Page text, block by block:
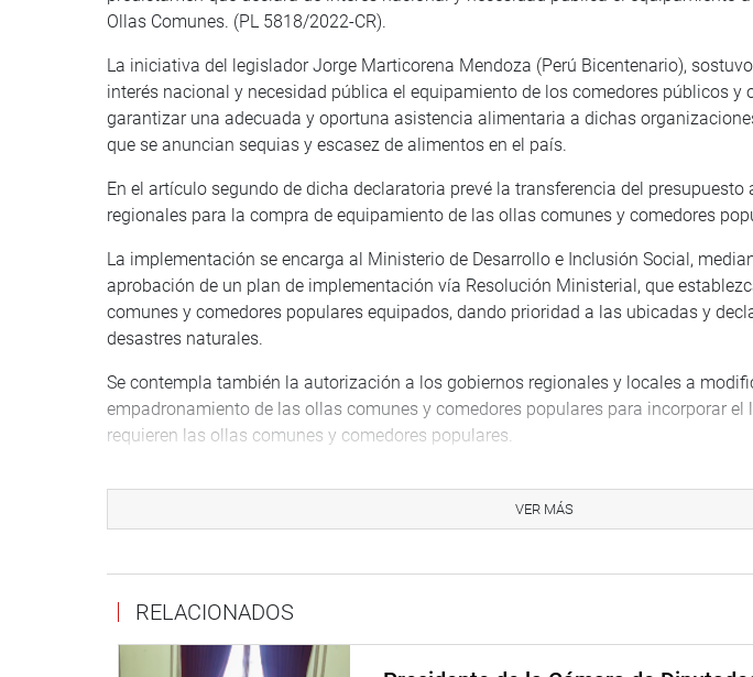
Ollas Comunes. (PL 5818/2022-CR).
La iniciativa del legislador Jorge Marticorena Mendoza (Perú Bicentenario),
interés nacional y necesidad pública el equipamiento de los comedores públicos y
garantizar una adecuada y oportuna asistencia alimentaria a dichas
que se anuncian sequias y escasez de alimentos en el país.
En el artículo segundo de dicha declaratoria prevé la transferencia del
regionales para la compra de equipamiento de las ollas comunes y comedores
La implementación se encarga al Ministerio de Desarrollo e Inclusión Social,
aprobación de un plan de implementación vía Resolución Ministerial, que
comunes y comedores populares equipados, dando prioridad a las ubicadas y
desastres naturales.
Se contempla también la autorización a los gobiernos regionales y locales a
empadronamiento de las ollas comunes y comedores populares para incorporar
requieren las ollas comunes y comedores populares.
populares sean implementados en un 100% a nivel nacional. El Ministerio de
con el Ministerio de Economía y Finanzas elaborara el sustento y la incorporación
OFICINA DE COMUNICACIONES E IMAGEN INSTITUCIONAL
VER MÁS
RELACIONADOS